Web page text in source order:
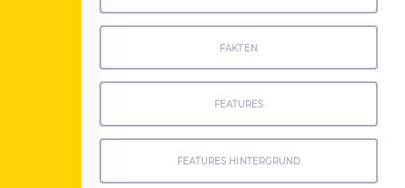
FAKTEN
FEATURES
FEATURES HINTERGRUND